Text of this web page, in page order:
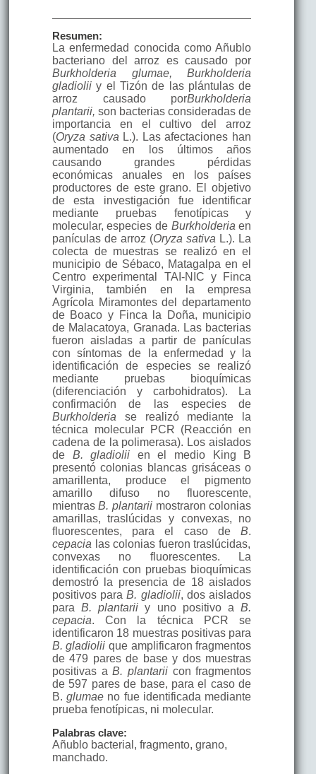
Resumen:
La enfermedad conocida como Añublo
bacteriano del arroz es causado por
Burkholderia glumae, Burkholderia
gladioliiy el Tizón de las plántulas de
arroz causado porBurkholderia
plantarii, son bacterias consideradas de
importancia en el cultivo del arroz
(Oryza sativa L.). Las afectaciones han
aumentado en los últimos años
causando grandes pérdidas
económicas anuales en los países
productores de este grano. El objetivo
de esta investigación fue identificar
mediante pruebas fenotípicas y
molecular, especies de Burkholderia en
panículas de arroz (Oryza sativa L.). La
colecta de muestras se realizó en el
municipio de Sébaco, Matagalpa en el
Centro experimental TAI-NIC y Finca
Virginia, también en la empresa
Agrícola Miramontes del departamento
de Boaco y Finca la Doña, municipio
de Malacatoya, Granada. Las bacterias
fueron aisladas a partir de panículas
con síntomas de la enfermedad y la
identificación de especies se realizó
mediante pruebas bioquímicas
(diferenciación y carbohidratos). La
confirmación de las especies de
Burkholderia se realizó mediante la
técnica molecular PCR (Reacción en
cadena de la polimerasa). Los aislados
de B. gladiolii en el medio King B
presentó colonias blancas grisáceas o
amarillenta, produce el pigmento
amarillo difuso no fluorescente,
mientrasB. plantarii mostraron colonias
amarillas, traslúcidas y convexas, no
fluorescentes, para el caso deB.
cepacia las colonias fueron traslúcidas,
convexas no fluorescentes. La
identificación con pruebas bioquímicas
demostró la presencia de 18 aislados
positivos paraB. gladiolii, dos aislados
paraB. plantarii y uno positivo aB.
cepacia. Con la técnica PCR se
identificaron 18 muestras positivas para
B. gladiolii que amplificaron fragmentos
de 479 pares de base y dos muestras
positivas aB. plantariicon fragmentos
de 597 pares de base, para el caso de
B. glumae no fue identificada mediante
prueba fenotípicas, ni molecular.
Palabras clave:
Añublo bacterial, fragmento, grano,
manchado.